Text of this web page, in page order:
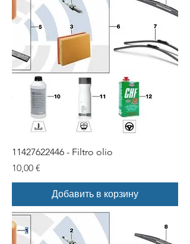
11427622446 - Filtro olio
Цена
10,00 €
Добавить в корзину